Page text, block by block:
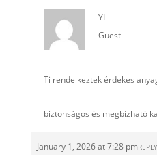
YI
Guest
Ti rendelkeztek érdekes
biztonságos és megbízható
January 1, 2026 at 7:28 pmREPLY